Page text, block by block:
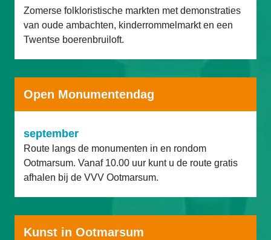
Zomerse folkloristische markten met demonstraties
van oude ambachten, kinderrommelmarkt en een
Twentse boerenbruiloft.
Open Monumentendag
september
Route langs de monumenten in en rondom
Ootmarsum. Vanaf 10.00 uur kunt u de route gratis
afhalen bij de VVV Ootmarsum.
Kunst in Ootmarsum